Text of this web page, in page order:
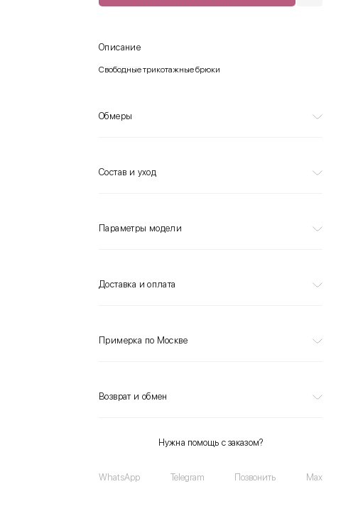
Описание
Свободные трикотажные брюки
Обмеры
Состав и уход
Параметры модели
Доставка и оплата
Примерка по Москве
Возврат и обмен
Нужна помощь с заказом?
WhatsApp Telegram Позвонить Max